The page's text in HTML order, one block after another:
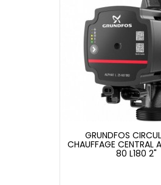
GRUNDFOS
GRUNDFOS
CHAUFFAGE CENTRAL
80 L180 2"